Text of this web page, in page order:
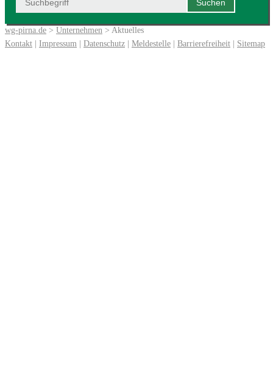
wg-pirna.de > Unternehmen > Aktuelles
Kontakt
Impressum Datenschutz Meldestelle Barrierefreiheit Sitemap